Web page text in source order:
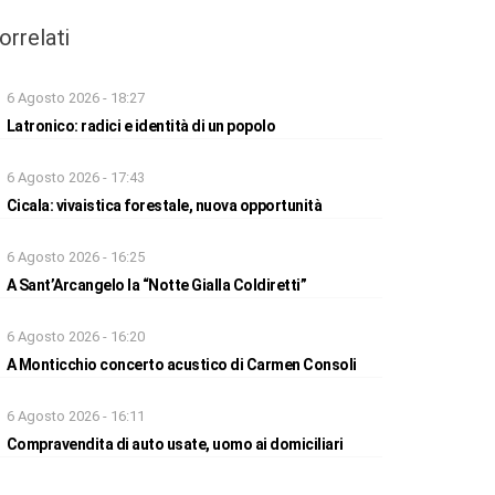
6 Agosto 2026 - 18:27
Latronico: radici e identità di un popolo
6 Agosto 2026 - 17:43
Cicala: vivaistica forestale, nuova opportunità
6 Agosto 2026 - 16:25
A Sant’Arcangelo la “Notte Gialla Coldiretti”
6 Agosto 2026 - 16:20
A Monticchio concerto acustico di Carmen Consoli
6 Agosto 2026 - 16:11
Compravendita di auto usate, uomo ai domiciliari